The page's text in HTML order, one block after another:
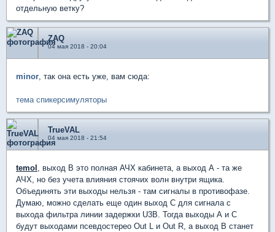
отдельную ветку?
ZAQ
04 мая 2018 - 20:04
minor , так она есть уже, вам сюда:
тема спикерсимуляторы
TrueVAL
04 мая 2018 - 21:54
temol
, выход В это полная АЧХ кабинета, а выход А - та же
АЧХ, но без учета влияния стоячих волн внутри ящика.
Объединять эти выходы нельзя - там сигналы в противофазе.
Думаю, можно сделать еще один выход С для сигнала с
выхода фильтра линии задержки U3B. Тогда выходы А и С
будут выходами псевдостерео Out L и Out R, а выход В станет